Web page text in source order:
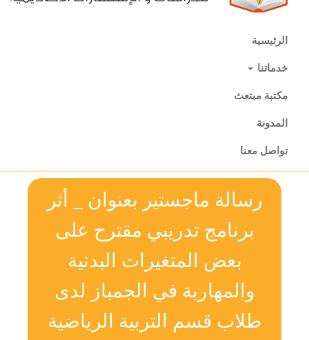
الرئيسية
خدماتنا
مكتبة مبتعث
المدونة
تواصل معنا
رسالة ماجستير بعنوان _ أثر
برنامج تدريبي مقترح على
بعض المتغيرات البدنية
والمهارية في الجمباز لدى
طلاب قسم التربية الرياضية